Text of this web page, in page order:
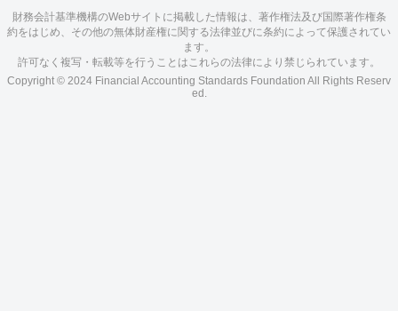
財務会計基準機構のWebサイトに掲載した情報は、著作権法及び国際著作権条
約をはじめ、その他の無体財産権に関する法律並びに条約によって保護されてい
ます。
許可なく複写・転載等を行うことはこれらの法律により禁じられています。
Copyright © 2024 Financial Accounting Standards Foundation All Rights Reserv
ed.